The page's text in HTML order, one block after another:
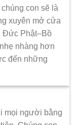
con sẽ là
xuyên mở cửa
Đức Phật–Bồ
nhàng hơn
đến những
mọi người bằng